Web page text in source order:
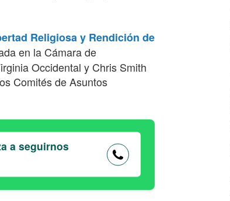
Religiosa y Rendición de
en la Cámara de
Occidental y Chris Smith
Comités de Asuntos
a seguirnos